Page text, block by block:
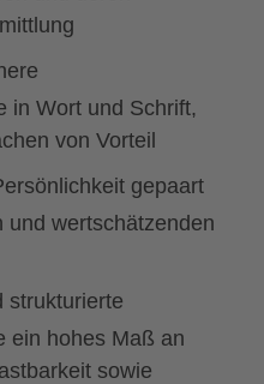
in Wort und Schrift,
von Vorteil
gepaart
und wertschätzenden
strukturierte
ein hohes Maß an
sowie